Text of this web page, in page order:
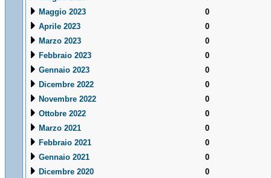
Maggio 2023
0
Aprile 2023
0
Marzo 2023
0
Febbraio 2023
0
Gennaio 2023
0
Dicembre 2022
0
Novembre 2022
0
Ottobre 2022
0
Marzo 2021
0
Febbraio 2021
0
Gennaio 2021
0
Dicembre 2020
0